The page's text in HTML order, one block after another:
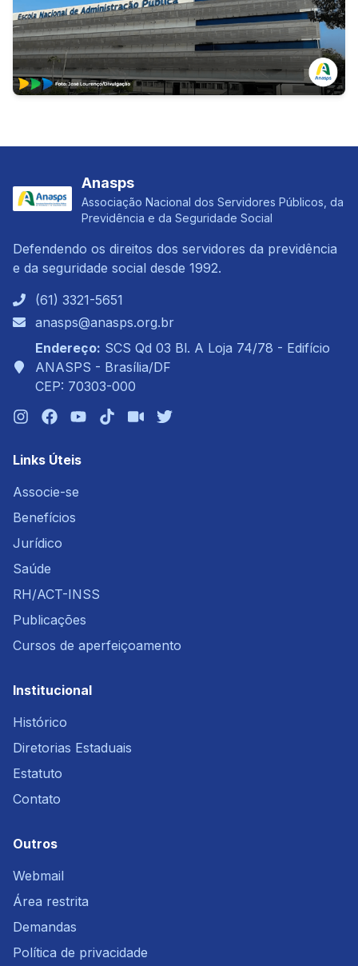
Anasps
Associação Nacional dos Servidores Públicos, da
Previdência e da Seguridade Social
Defendendo os direitos dos servidores da previdência
e da seguridade social desde 1992.
(61) 3321-5651
anasps@anasps.org.br
Endereço: SCS Qd 03 Bl. A Loja 74/78 - Edifício
ANASPS - Brasília/DF
CEP: 70303-000
Links Úteis
Associe-se
Benefícios
Jurídico
Saúde
RH/ACT-INSS
Publicações
Cursos de aperfeiçoamento
Institucional
Histórico
Diretorias Estaduais
Estatuto
Contato
Outros
Webmail
Área restrita
Demandas
Política de privacidade